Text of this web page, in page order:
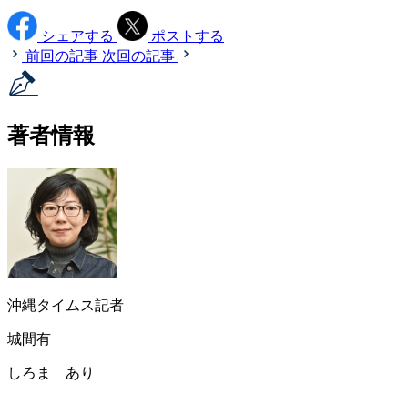
シェアする
ポストする
前回の記事 次回の記事
著者情報
沖縄タイムス記者
城間有
しろま あり